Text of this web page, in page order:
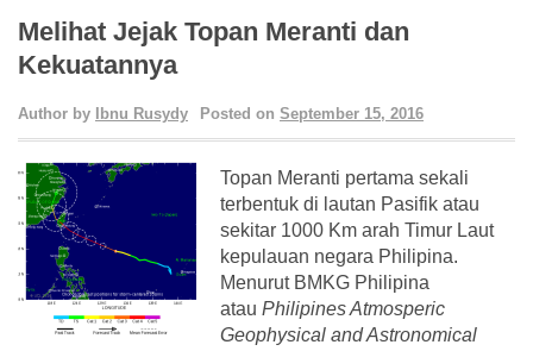
Melihat Jejak Topan Meranti dan
Kekuatannya
Author by Ibnu Rusydy Posted on September 15, 2016
Topan Meranti pertama sekali
terbentuk di lautan Pasifik atau
sekitar 1000 Km arah Timur Laut
kepulauan negara Philipina.
Menurut BMKG Philipina
atau Philipines Atmosperic
Geophysical and Astronomical